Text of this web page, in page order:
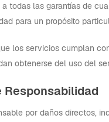
a todas las garantías de
para un propósito
los servicios cumplan
obtenerse del uso del
Responsabilidad
por daños directos,